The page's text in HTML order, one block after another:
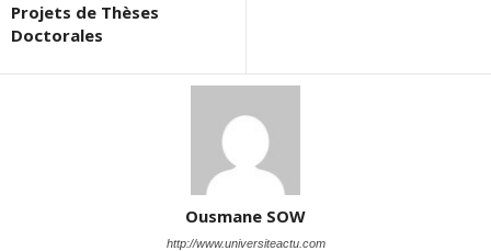
Projets de Thèses
Doctorales
Ousmane SOW
http://www.universiteactu.com